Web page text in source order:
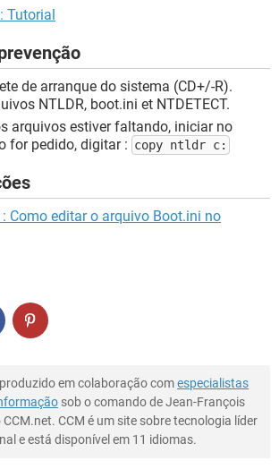
Tutorial
de arranque do sistema (CD+/-R).
NTLDR, boot.ini et NTDETECT.
arquivos estiver faltando, iniciar no
for pedido, digitar : copy ntldr c:
Como editar o arquivo Boot.ini no
em colaboração comespecialistas
sob o comando de Jean-François
CCM é um site sobre tecnologia líder
e está disponível em 11 idiomas.